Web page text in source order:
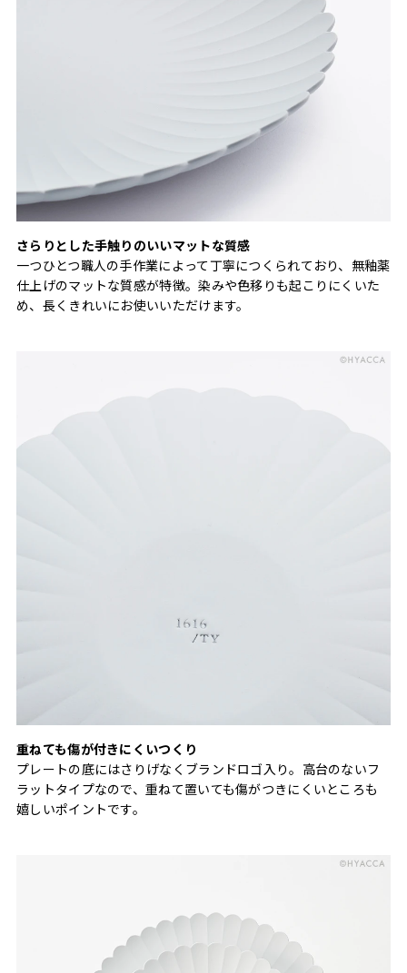
さらりとした手触りのいいマットな質感
一つひとつ職人の手作業によって丁寧につくられており、無釉薬
仕上げのマットな質感が特徴。染みや色移りも起こりにくいた
め、長くきれいにお使いいただけます。
重ねても傷が付きにくいつくり
プレートの底にはさりげなくブランドロゴ入り。高台のないフ
ラットタイプなので、重ねて置いても傷がつきにくいところも
嬉しいポイントです。